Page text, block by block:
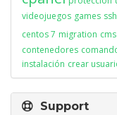
videojuegos games ssh
centos 7 migration cms
contenedores
instalación crear
Support